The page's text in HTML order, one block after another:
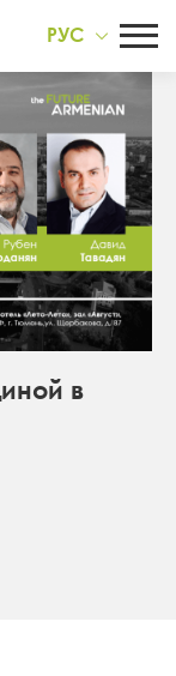
РУС
в